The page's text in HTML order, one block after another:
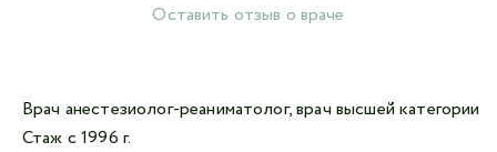
Оставить отзыв о враче
Врач анестезиолог-реаниматолог, врач высшей категории
Стаж с 1996 г.
Авторизоваться в личном кабинете